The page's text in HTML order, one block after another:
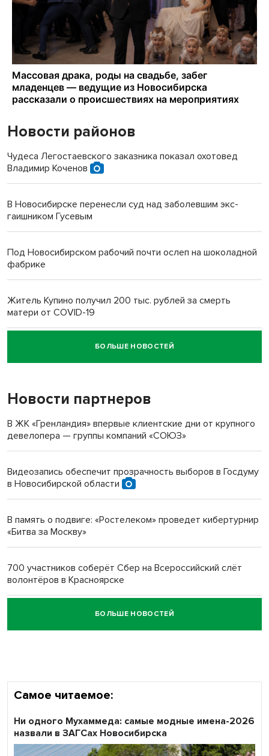
Новости районов
Чудеса Легостаевского заказника показал охотовед
Владимир Коченов
В Новосибирске перенесли суд над заболевшим экс-
гаишником Гусевым
Под Новосибирском рабочий почти ослеп на шоколадной
фабрике
Житель Купино получил 200 тыс. рублей за смерть
матери от COVID-19
Новосибирский суд наказал водителя за смерть
пенсионерки на вокзале
«Мы живём на пастбище!»: в новосибирском селе лошади
терроризируют жителей
Инвалид получил условный срок за избиение врачей
Новосибирский преподаватель с женой вошли в топ-16
Обновлённое отделение ВТБ открылось в Искитиме
БОЛЬШЕ НОВОСТЕЙ
Новости партнеров
В ЖК «Гренландия» впервые клиентские дни от крупного
девелопера — группы компаний «СОЮЗ»
Видеозапись обеспечит прозрачность выборов в Госдуму
в Новосибирской области
В память о подвиге: «Ростелеком» проведет кибертурнир
«Битва за Москву»
700 участников соберёт Сбер на Всероссийский слёт
волонтёров в Красноярске
Честный выбор: видеонаблюдение обеспечит
объективность результатов ЕДГ в Новосибирской
БОЛЬШЕ НОВОСТЕЙ
Самое читаемое:
Ни одного Мухаммеда: самые модные имена-2026
назвали в ЗАГСах Новосибирска